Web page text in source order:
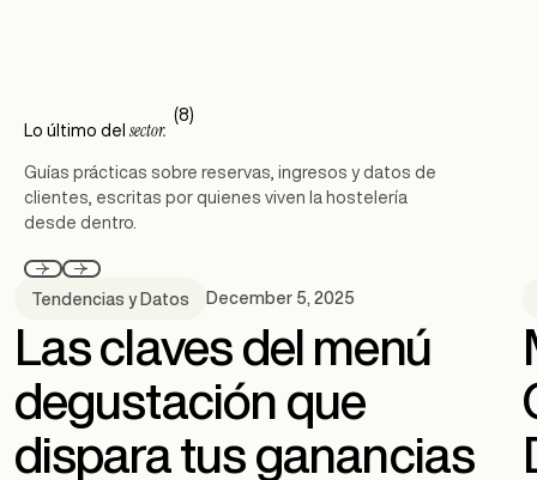
Lo último del sector.
(8)
Guías prácticas sobre reservas, ingresos y datos de
clientes, escritas por quienes viven la hostelería
desde dentro.
Tendencias y Datos December 5, 2025
Las claves del menú
degustación que
dispara tus ganancias